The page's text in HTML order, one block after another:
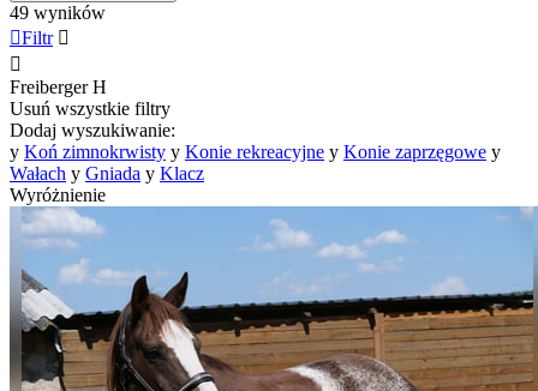
49 wyników
Filtr 

Freiberger H
Usuń wszystkie filtry
Dodaj wyszukiwanie:
y Koń zimnokrwisty y Konie rekreacyjne y Konie zaprzęgowe y
Wałach y Gniada y Klacz
Wyróżnienie